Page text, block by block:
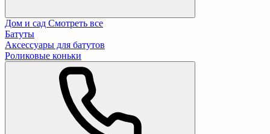
Дом и сад Смотреть все
Батуты
Аксессуары для батутов
Роликовые коньки